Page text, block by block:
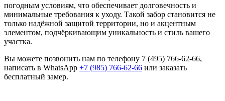
погодным условиям, что обеспечивает долговечность и
минимальные требования к уходу. Такой забор становится не
только надёжной защитой территории, но и акцентным
элементом, подчёркивающим уникальность и стиль вашего
участка.
Вы можете позвонить нам по телефону 7 (495) 766-62-66,
написать в WhatsApp +7 (985) 766-62-66 или заказать
бесплатный замер.